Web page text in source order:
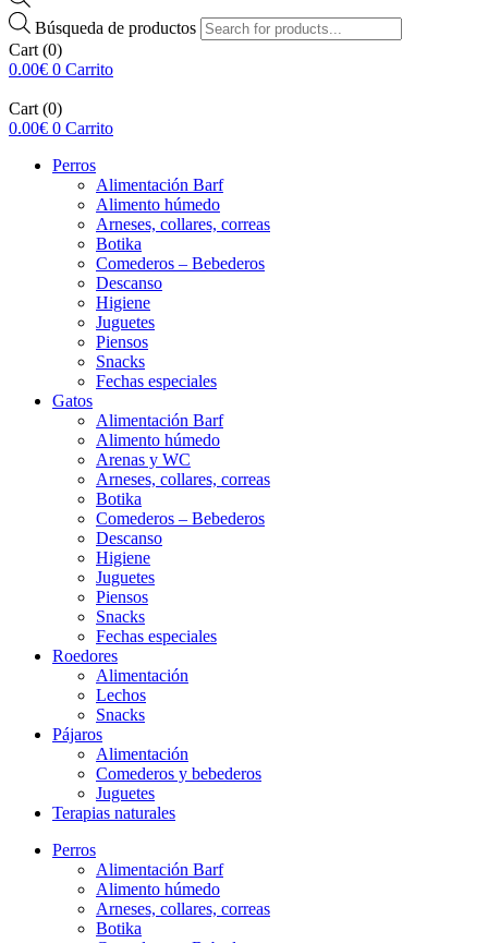
Búsqueda de productos
Cart (0)
0.00€ 0 Carrito
Cart (0)
0.00€ 0 Carrito
Perros
Alimentación Barf
Alimento húmedo
Arneses, collares, correas
Botika
Comederos – Bebederos
Descanso
Higiene
Juguetes
Piensos
Snacks
Fechas especiales
Gatos
Alimentación Barf
Alimento húmedo
Arenas y WC
Arneses, collares, correas
Botika
Comederos – Bebederos
Descanso
Higiene
Juguetes
Piensos
Snacks
Fechas especiales
Roedores
Alimentación
Lechos
Snacks
Pájaros
Alimentación
Comederos y bebederos
Juguetes
Terapias naturales
Perros
Alimentación Barf
Alimento húmedo
Arneses, collares, correas
Botika